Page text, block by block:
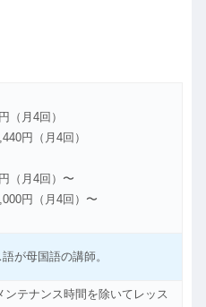
（月4回）
円（月4回）
（月4回）〜
円（月4回）〜
が母国語の講師。
ンテナンス時間を除いてレッス